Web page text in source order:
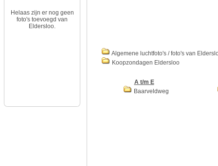
Helaas zijn er nog geen
foto's toevoegd van
Eldersloo.
Algemene luchtfoto's / foto's van
Koopzondagen Eldersloo
A t/m E
Baarveldweg